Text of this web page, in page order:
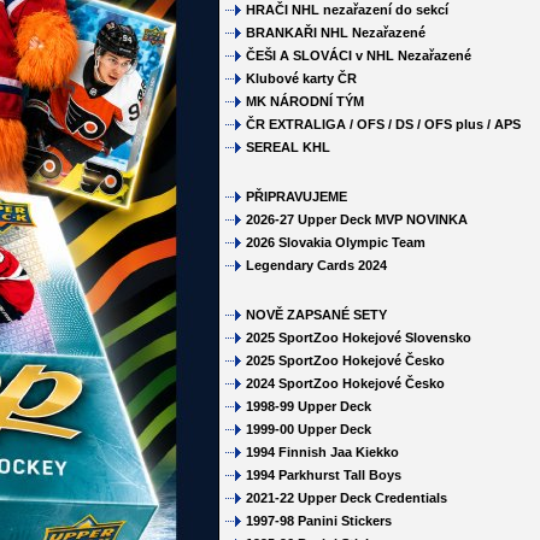
HRAČI NHL nezařazení do sekcí
BRANKAŘI NHL Nezařazené
ČEŠI A SLOVÁCI v NHL Nezařazené
Klubové karty ČR
MK NÁRODNÍ TÝM
ČR EXTRALIGA / OFS / DS / OFS plus / APS
SEREAL KHL
PŘIPRAVUJEME
2026-27 Upper Deck MVP NOVINKA
2026 Slovakia Olympic Team
Legendary Cards 2024
NOVĚ ZAPSANÉ SETY
2025 SportZoo Hokejové Slovensko
2025 SportZoo Hokejové Česko
2024 SportZoo Hokejové Česko
1998-99 Upper Deck
1999-00 Upper Deck
1994 Finnish Jaa Kiekko
1994 Parkhurst Tall Boys
2021-22 Upper Deck Credentials
1997-98 Panini Stickers